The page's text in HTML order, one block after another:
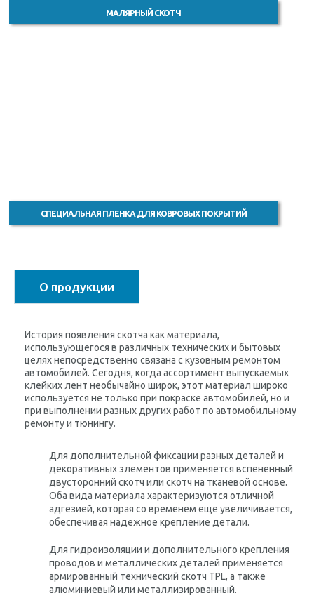
МАЛЯРНЫЙ СКОТЧ
СПЕЦИАЛЬНАЯ ПЛЕНКА ДЛЯ КОВРОВЫХ ПОКРЫТИЙ
О продукции
История появления скотча как материала,
использующегося в различных технических и бытовых
целях непосредственно связана с кузовным ремонтом
автомобилей. Сегодня, когда ассортимент выпускаемых
клейких лент необычайно широк, этот материал широко
используется не только при покраске автомобилей, но и
при выполнении разных других работ по автомобильному
ремонту и тюнингу.
Для дополнительной фиксации разных деталей и
декоративных элементов применяется вспененный
двусторонний скотч или скотч на тканевой основе.
Оба вида материала характеризуются отличной
адгезией, которая со временем еще увеличивается,
обеспечивая надежное крепление детали.
Для гидроизоляции и дополнительного крепления
проводов и металлических деталей применяется
армированный технический скотч TPL, а также
алюминиевый или металлизированный.